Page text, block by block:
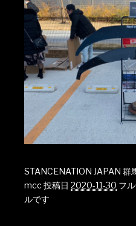
STANCENATION JAPAN 群
mcc投稿日 2020-11-30 フ
ルです